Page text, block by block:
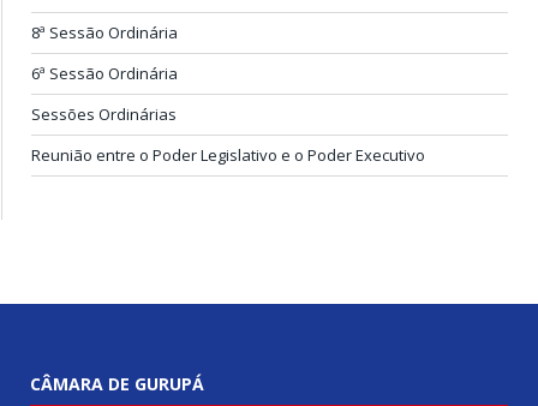
8ª Sessão Ordinária
6ª Sessão Ordinária
Sessões Ordinárias
Reunião entre o Poder Legislativo e o Poder Executivo
CÂMARA DE GURUPÁ